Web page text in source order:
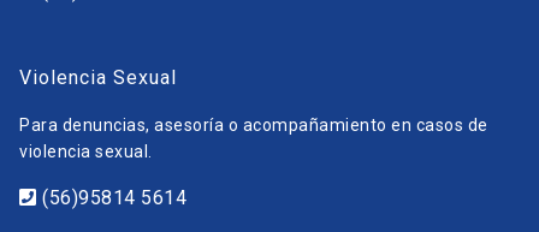
Violencia Sexual
Para denuncias, asesoría o acompañamiento en casos de
violencia sexual.
(56)95814 5614